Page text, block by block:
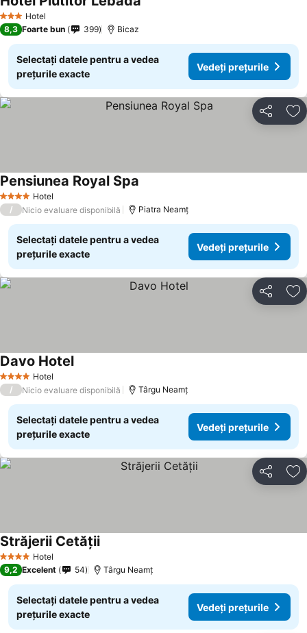
3 SteleHotel
8,3 Foarte bun 399 Bicaz
Selectați datele pentru a vedea
prețurile exacte
Vedeți prețurile
Distribuiți
4 Stele Hotel
Pensiunea Royal Spa
/ Nicio evaluare disponibilă Piatra Neamț
Selectați datele pentru a vedea
prețurile exacte
Vedeți prețurile
Distribuiți
4 Stele Hotel
Davo Hotel
/ Nicio evaluare disponibilă Târgu Neamţ
Selectați datele pentru a vedea
prețurile exacte
Vedeți prețurile
Distribuiți
4 Stele Hotel
Străjerii Cetății
9,2 Excelent 54 Târgu Neamţ
Selectați datele pentru a vedea
prețurile exacte
Vedeți prețurile